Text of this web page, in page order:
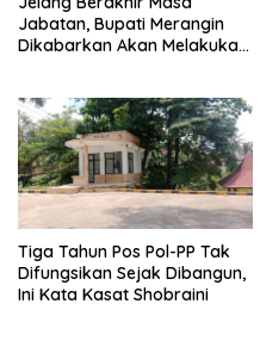
Jabatan, Bupati Merangin
Dikabarkan Akan Melakukan
Tiga Tahun Pos Pol-PP Tak
Difungsikan Sejak Dibangun,
Ini Kata Kasat Shobraini